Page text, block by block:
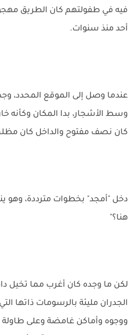
فيه في طفولتهم كان الطريق
أحد منذ سنوات.
عندما وصل إلى الموقع المحدد،
وسط الأشجار، بدا المكان وكأنه
كان نصف مفتوح والداخل كان
دخل "أمجد" بخطوات مترددة، وهو
هنا؟"
لكن ما وجده كان أغرب مما تخيل
الجدران مليئة بالرسومات ذاتها
ووجوه وأماكن غامضة وعلى